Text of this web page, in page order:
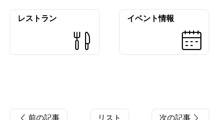
レストラン イベント情報
前の記事 リスト 次の記事